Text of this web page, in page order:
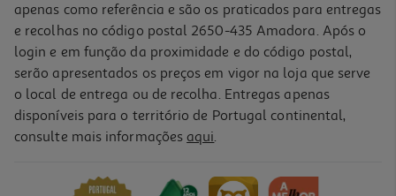
Gomas Nicotinell Fruit 2mg 96un
apenas como referência e são os praticados para entregas
e recolhas no código postal 2650-435 Amadora. Após o
login e em função da proximidade e do código postal,
serão apresentados os preços em vigor na loja que serve
o local de entrega ou de recolha. Entregas apenas
disponíveis para o território de Portugal continental,
consulte mais informações aqui.